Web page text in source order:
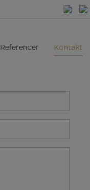
Referencer Kontakt